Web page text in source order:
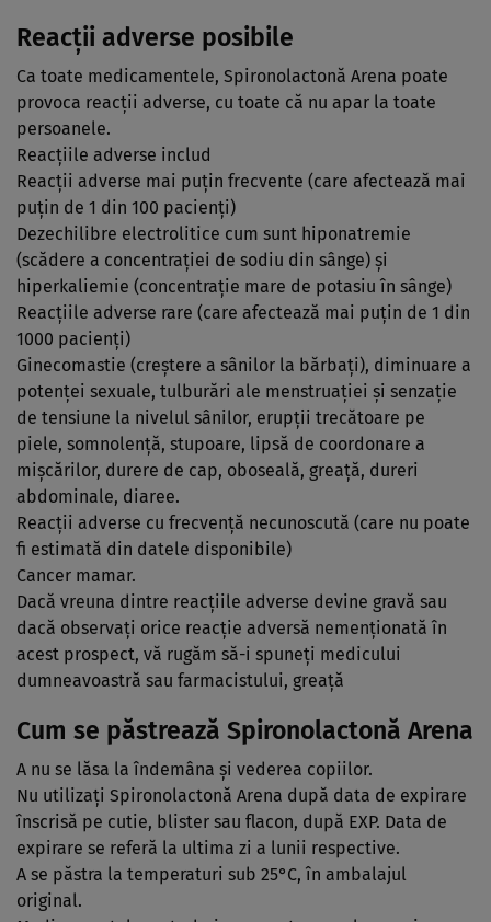
Reacţii adverse posibile
Ca toate medicamentele, Spironolactonă Arena poate
provoca reacţii adverse, cu toate că nu apar la toate
persoanele.
Reacţiile adverse includ
Reacţii adverse mai puţin frecvente (care afectează mai
puţin de 1 din 100 pacienţi)
Dezechilibre electrolitice cum sunt hiponatremie
(scădere a concentraţiei de sodiu din sânge) şi
hiperkaliemie (concentraţie mare de potasiu în sânge)
Reacţiile adverse rare (care afectează mai puţin de 1 din
1000 pacienţi)
Ginecomastie (creştere a sânilor la bărbaţi), diminuare a
potenţei sexuale, tulburări ale menstruaţiei şi senzaţie
de tensiune la nivelul sânilor, erupţii trecătoare pe
piele, somnolenţă, stupoare, lipsă de coordonare a
mişcărilor, durere de cap, oboseală, greaţă, dureri
abdominale, diaree.
Reacţii adverse cu frecvenţă necunoscută (care nu poate
fi estimată din datele disponibile)
Cancer mamar.
Dacă vreuna dintre reacţiile adverse devine gravă sau
dacă observaţi orice reacţie adversă nemenţionată în
acest prospect, vă rugăm să-i spuneţi medicului
dumneavoastră sau farmacistului, greaţă
Cum se păstrează Spironolactonă Arena
A nu se lăsa la îndemâna şi vederea copiilor.
Nu utilizaţi Spironolactonă Arena după data de expirare
înscrisă pe cutie, blister sau flacon, după EXP. Data de
expirare se referă la ultima zi a lunii respective.
A se păstra la temperaturi sub 25°C, în ambalajul
original.